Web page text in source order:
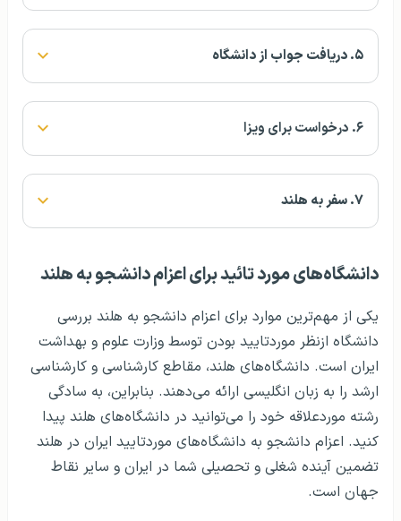
۵. دریافت جواب از دانشگاه
۶. درخواست برای ویزا
۷. سفر به هلند
دانشگاه‌های مورد تائید برای اعزام دانشجو به هلند
یکی از مهم‌ترین موارد برای اعزام دانشجو به هلند بررسی
دانشگاه ازنظر موردتایید بودن توسط وزارت علوم و بهداشت
ایران است. دانشگاه‌های هلند، مقاطع کارشناسی و کارشناسی
ارشد را به زبان انگلیسی ارائه می‌دهند. بنابراین، به سادگی
رشته موردعلاقه خود را می‌توانید در دانشگاه‌های هلند پیدا
کنید. اعزام دانشجو به دانشگاه‌های موردتایید ایران در هلند
تضمین آینده شغلی و تحصیلی شما در ایران و سایر نقاط
جهان است.